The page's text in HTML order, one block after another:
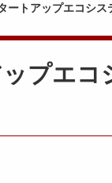
ートアップエコシ
ップエ